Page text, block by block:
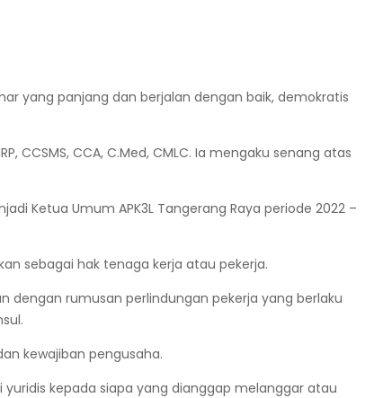
yang panjang dan berjalan dengan baik, demokratis
CCSMS, CCA, C.Med, CMLC. Ia mengaku senang atas
Ketua Umum APK3L Tangerang Raya periode 2022 –
sebagai hak tenaga kerja atau pekerja.
dengan rumusan perlindungan pekerja yang berlaku
kewajiban pengusaha.
kepada siapa yang dianggap melanggar atau